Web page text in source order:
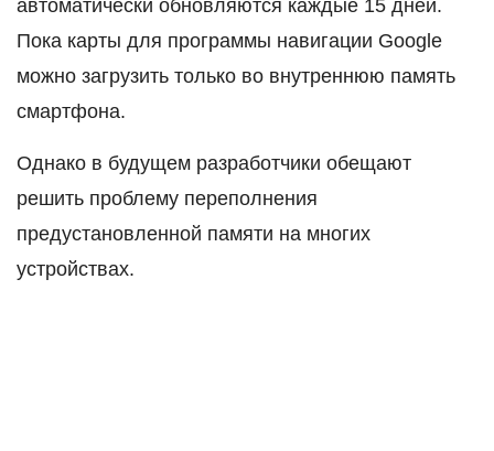
автоматически обновляются каждые 15 дней.
Пока карты для программы навигации Google
можно загрузить только во внутреннюю память
смартфона.
Однако в будущем разработчики обещают
решить проблему переполнения
предустановленной памяти на многих
устройствах.